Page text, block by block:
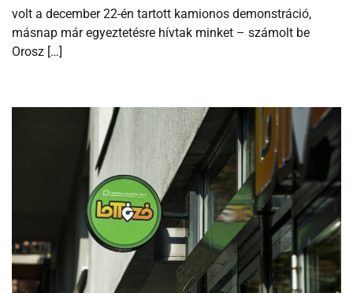
volt a december 22-én tartott kamionos demonstráció,
másnap már egyeztetésre hívtak minket – számolt be
Orosz […]